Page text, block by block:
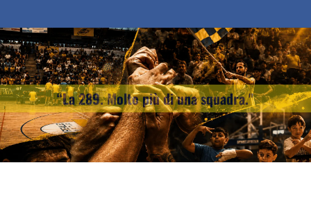
“La 289. Molto più di una squadra."